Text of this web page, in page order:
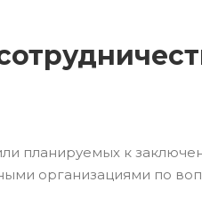
планируемых к
организациями по